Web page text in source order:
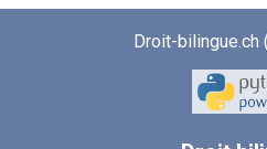
Droit-bilingue.ch